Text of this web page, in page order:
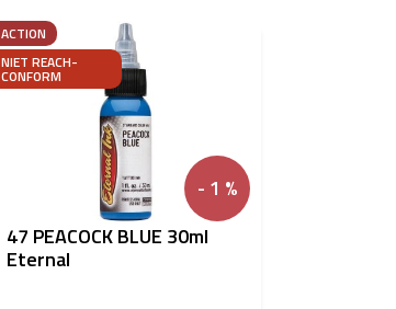
- 1 %
ACTION
NIET REACH-
CONFORM
47 PEACOCK BLUE 30ml
Eternal